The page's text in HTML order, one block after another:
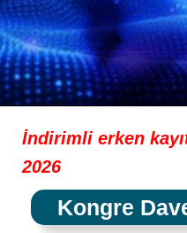
İndirimli erken
2026
Kongre